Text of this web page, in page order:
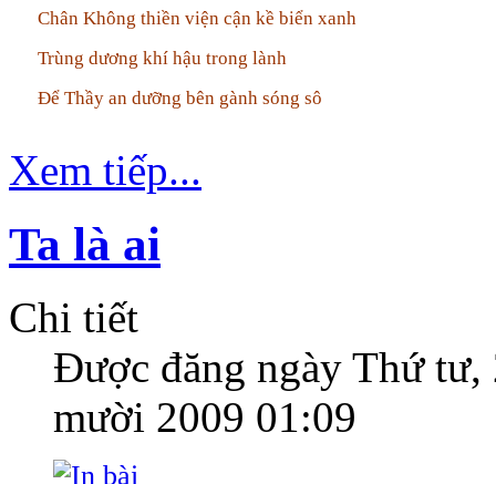
Chân Không thiền viện cận kề biển xanh
Trùng dương khí hậu trong lành
Để Thầy an dưỡng bên gành sóng sô
Xem tiếp...
Ta là ai
Chi tiết
Được đăng ngày Thứ tư,
mười 2009 01:09